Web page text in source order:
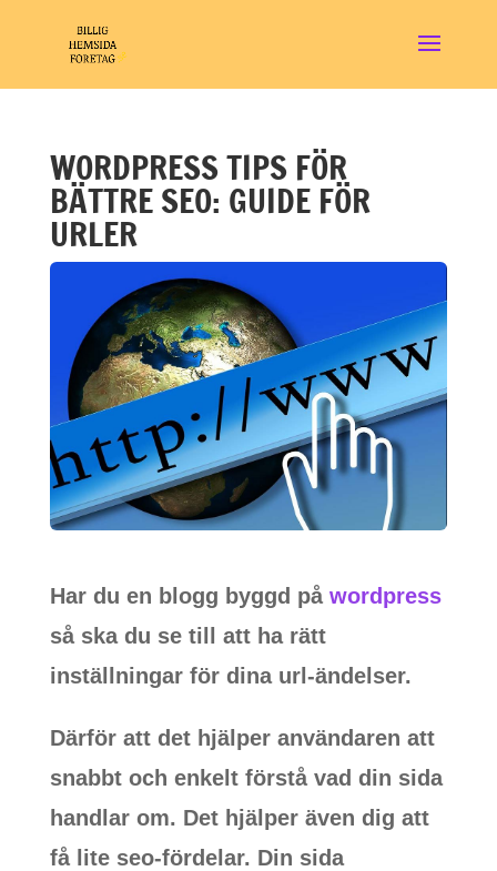
WORDPRESS TIPS FÖR
BÄTTRE SEO: GUIDE FÖR
URLER
Har du en blogg byggd på wordpress
så ska du se till att ha rätt
inställningar för dina url-ändelser.
Därför att det hjälper användaren att
snabbt och enkelt förstå vad din sida
handlar om. Det hjälper även dig att
få lite seo-fördelar. Din sida